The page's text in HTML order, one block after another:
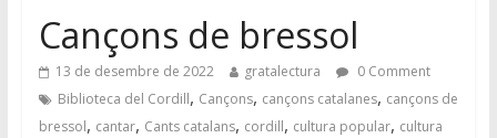
Cançons de bressol
13 de desembre de 2022 gratalectura
0 Comment
Biblioteca del Cordill, Cançons, cançons catalanes, cançons de
bressol, cantar, Cants catalans, cordill, cultura popular, cultura